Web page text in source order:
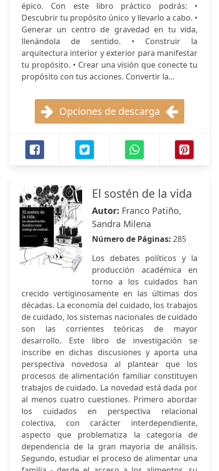
épico. Con este libro práctico podrás: •
Descubrir tu propósito único y llevarlo a cabo. •
Generar un centro de gravedad en tu vida,
llenándola de sentido. • Construir la
arquitectura interior y exterior para manifestar
tu propósito. • Crear una visión que conecte tu
propósito con tus acciones. Convertir la...
Opciones de descarga
El sostén de la vida
Autor: Franco Patiño,
Sandra Milena
Número de Páginas: 285
Los debates políticos y la
producción académica en
torno a los cuidados han
crecido vertiginosamente en las últimas dos
décadas. La economía del cuidado, los trabajos
de cuidado, los sistemas nacionales de cuidado
son las corrientes teóricas de mayor
desarrollo. Este libro de investigación se
inscribe en dichas discusiones y aporta una
perspectiva novedosa al plantear que los
procesos de alimentación familiar constituyen
trabajos de cuidado. La novedad está dada por
al menos cuatro cuestiones. Primero abordar
los cuidados en perspectiva relacional
colectiva, con carácter interdependiente,
aspecto que problematiza la categoria de
dependencia de la gran mayoria de análisis.
Segundo, estudiar el proceso de alimentar una